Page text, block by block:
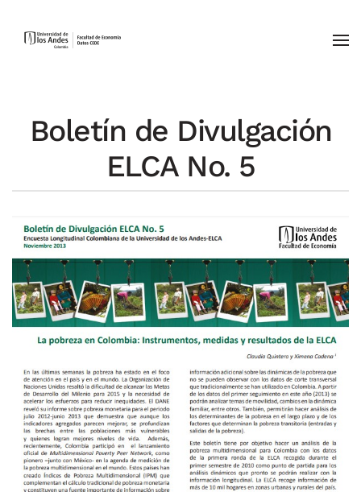
Skip to main content
Boletín de Divulgación
ELCA No. 5